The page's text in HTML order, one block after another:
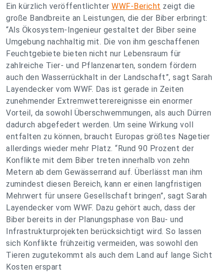
Ein kürzlich veröffentlichter WWF-Bericht zeigt die
große Bandbreite an Leistungen, die der Biber erbringt:
“Als Ökosystem-Ingenieur gestaltet der Biber seine
Umgebung nachhaltig mit. Die von ihm geschaffenen
Feuchtgebiete bieten nicht nur Lebensraum für
zahlreiche Tier- und Pflanzenarten, sondern fördern
auch den Wasserrückhalt in der Landschaft”, sagt Sarah
Layendecker vom WWF. Das ist gerade in Zeiten
zunehmender Extremwetterereignisse ein enormer
Vorteil, da sowohl Überschwemmungen, als auch Dürren
dadurch abgefedert werden. Um seine Wirkung voll
entfalten zu können, braucht Europas größtes Nagetier
allerdings wieder mehr Platz. “Rund 90 Prozent der
Konflikte mit dem Biber treten innerhalb von zehn
Metern ab dem Gewässerrand auf. Überlässt man ihm
zumindest diesen Bereich, kann er einen langfristigen
Mehrwert für unsere Gesellschaft bringen”, sagt Sarah
Layendecker vom WWF. Dazu gehört auch, dass der
Biber bereits in der Planungsphase von Bau- und
Infrastrukturprojekten berücksichtigt wird. So lassen
sich Konflikte frühzeitig vermeiden, was sowohl den
Tieren zugutekommt als auch dem Land auf lange Sicht
Kosten erspart